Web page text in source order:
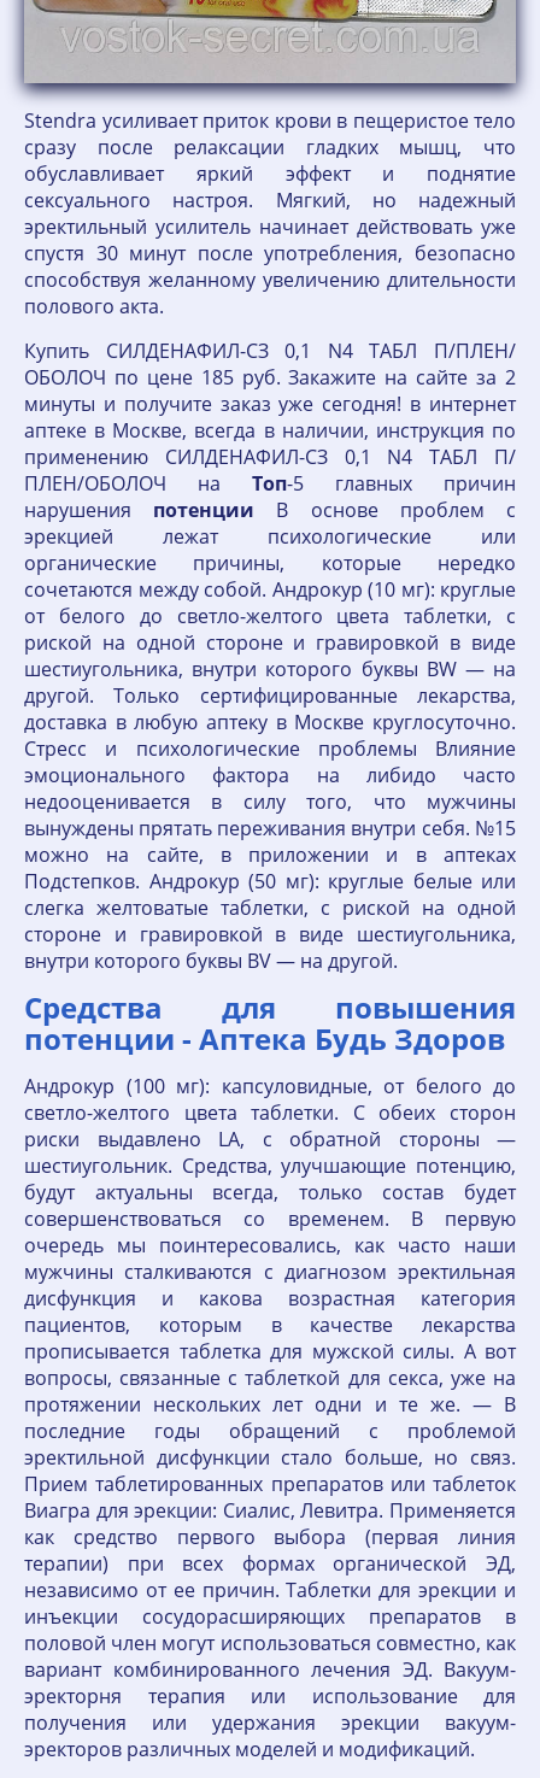
Stendra усиливает приток крови в пещеристое тело
сразу после релаксации гладких мышц, что
обуславливает яркий эффект и поднятие
сексуального настроя. Мягкий, но надежный
эректильный усилитель начинает действовать уже
спустя 30 минут после употребления, безопасно
способствуя желанному увеличению длительности
полового акта.
Купить СИЛДЕНАФИЛ-СЗ 0,1 N4 ТАБЛ П/ПЛЕН/
ОБОЛОЧ по цене 185 руб. Закажите на сайте за 2
минуты и получите заказ уже сегодня! в интернет
аптеке в Москве, всегда в наличии, инструкция по
применению СИЛДЕНАФИЛ-СЗ 0,1 N4 ТАБЛ П/
ПЛЕН/ОБОЛОЧ на Топ-5 главных причин
нарушения потенции В основе проблем с
эрекцией лежат психологические или
органические причины, которые нередко
сочетаются между собой. Андрокур (10 мг): круглые
от белого до светло-желтого цвета таблетки, с
риской на одной стороне и гравировкой в виде
шестиугольника, внутри которого буквы BW — на
другой. Только сертифицированные лекарства,
доставка в любую аптеку в Москве круглосуточно.
Стресс и психологические проблемы Влияние
эмоционального фактора на либидо часто
недооценивается в силу того, что мужчины
вынуждены прятать переживания внутри себя. №15
можно на сайте, в приложении и в аптеках
Подстепков. Андрокур (50 мг): круглые белые или
слегка желтоватые таблетки, с риской на одной
стороне и гравировкой в виде шестиугольника,
внутри которого буквы BV — на другой.
Средства для повышения
потенции - Аптека Будь Здоров
Андрокур (100 мг): капсуловидные, от белого до
светло-желтого цвета таблетки. С обеих сторон
риски выдавлено LA, с обратной стороны —
шестиугольник. Средства, улучшающие потенцию,
будут актуальны всегда, только состав будет
совершенствоваться со временем. В первую
очередь мы поинтересовались, как часто наши
мужчины сталкиваются с диагнозом эректильная
дисфункция и какова возрастная категория
пациентов, которым в качестве лекарства
прописывается таблетка для мужской силы. А вот
вопросы, связанные с таблеткой для секса, уже на
протяжении нескольких лет одни и те же. — В
последние годы обращений с проблемой
эректильной дисфункции стало больше, но связ.
Прием таблетированных препаратов или таблеток
Виагра для эрекции: Сиалис, Левитра. Применяется
как средство первого выбора (первая линия
терапии) при всех формах органической ЭД,
независимо от ее причин. Таблетки для эрекции и
инъекции сосудорасширяющих препаратов в
половой член могут использоваться совместно, как
вариант комбинированного лечения ЭД. Вакуум-
эректорня терапия или использование для
получения или удержания эрекции вакуум-
эректоров различных моделей и модификаций.